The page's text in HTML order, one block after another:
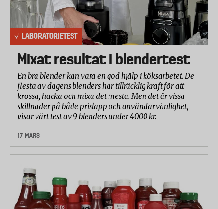
LABORATORIETEST
Mixat resultat i blendertest
En bra blender kan vara en god hjälp i köksarbetet. De
flesta av dagens blenders har tillräcklig kraft för att
krossa, hacka och mixa det mesta. Men det är vissa
skillnader på både prislapp och användarvänlighet,
visar vårt test av 9 blenders under 4000 kr.
17 MARS